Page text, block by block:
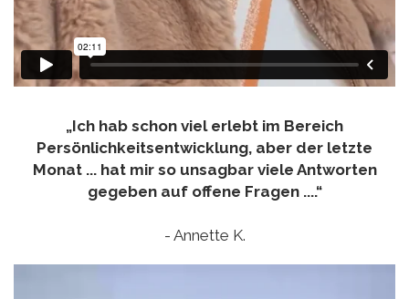
„Ich hab schon viel erlebt im Bereich
Persönlichkeitsentwicklung, aber der letzte
Monat ... hat mir so unsagbar viele Antworten
gegeben auf offene Fragen ....“
- Annette K.